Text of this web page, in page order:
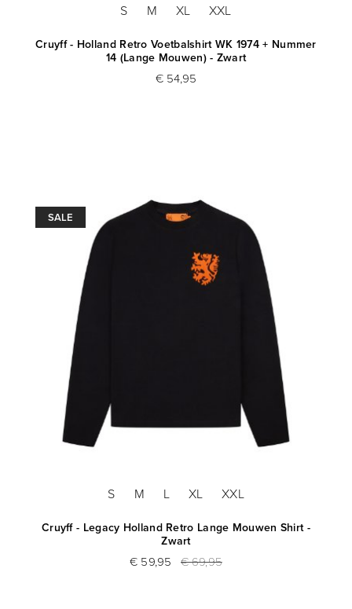
S M XL XXL
Cruyff - Holland Retro Voetbalshirt WK 1974 + Nummer
14 (Lange Mouwen) - Zwart
€ 54,95
SALE
S M L XL XXL
Cruyff - Legacy Holland Retro Lange Mouwen Shirt -
Zwart
€ 59,95 € 69,95